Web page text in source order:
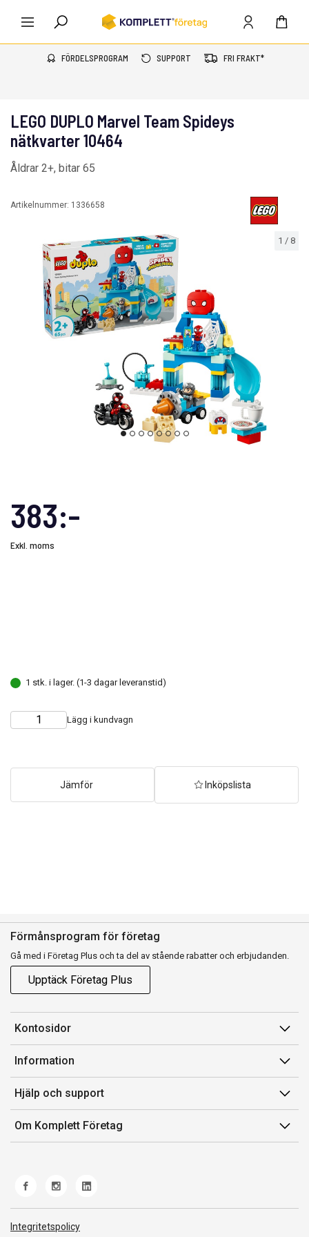
FÖRDELSPROGRAM SUPPORT FRI FRAKT*
1 / 8
LEGO DUPLO Marvel Team Spideys
nätkvarter 10464
Åldrar 2+, bitar 65
Artikelnummer: 1336658
383:-
Exkl. moms
1 stk. i lager. (1-3 dagar leveranstid)
Choose
Quantity Lägg i kundvagn
Jämför Inköpslista
Förmånsprogram för företag
Gå med i Företag Plus och ta del av stående rabatter och erbjudanden.
Upptäck Företag Plus
Kontosidor
Mina sidor
Orderhistorik
Fakturor & Kvitton
Inköpslistor
Information
Försäljningsvillkor
Villkor för Komplett Företag Plus
Felsökning & guider
Hjälp och support
Kontakta oss
Kundservice
Frakt och leverans
Om Komplett Företag
Integritetspolicy